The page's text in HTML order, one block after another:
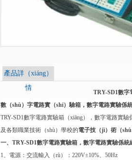
產品詳（xiáng）
情
TRY-SD1數字
數（shù）字電路實（shí）驗箱，數字電路實驗係
TRY-SD1數字電路實驗箱（xiāng），數字電路實
及各類職業技術（shù）學校的電子技（jì）術（shù
一、TRY-SD1數字電路實驗箱，數字電路實驗係統
1、電源：交流輸入（rù）：220V±10%、50Hz